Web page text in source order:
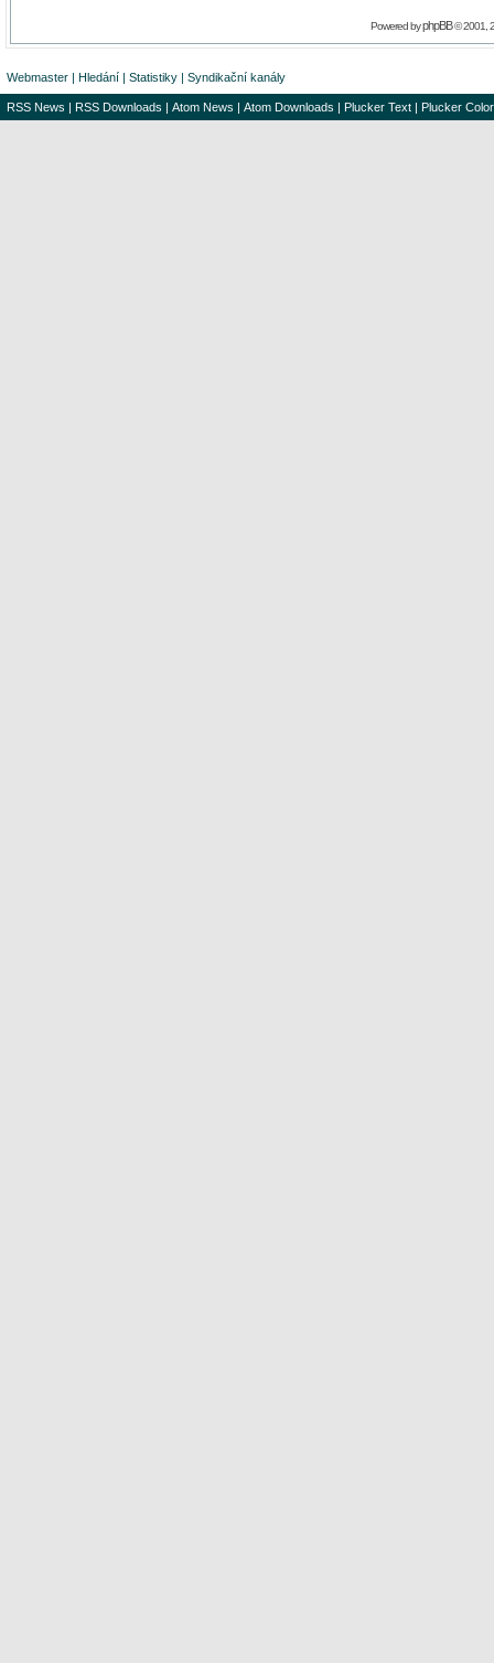
Powered byphpBB© 2001,
Webmaster | Hledání | Statistiky | Syndikační kanály
RSS News | RSS Downloads | Atom News | Atom Downloads | Plucker Text | Plucker Color